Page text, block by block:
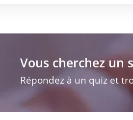
Vous cherchez un
Répondez à un quiz et